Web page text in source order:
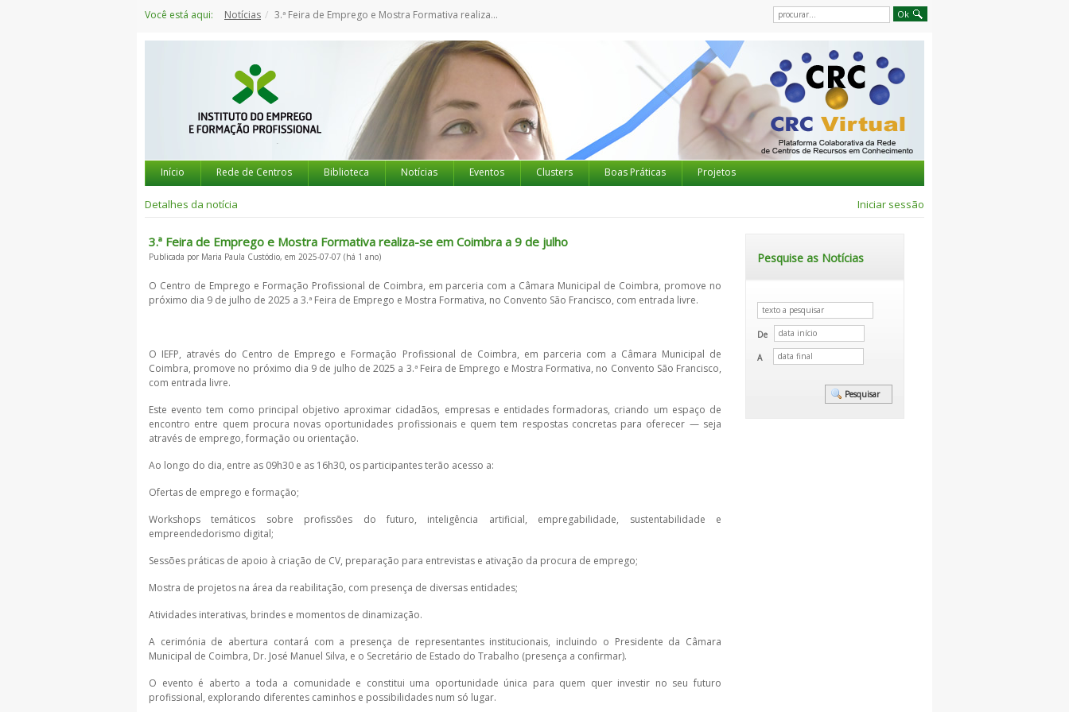
para
Você está aqui: Notícias 3.ª Feira de Emprego e Mostra Formativa realiza-se em Coimbra a 9 de julho
Início Rede de Centros Biblioteca Notícias Eventos Clusters Boas Práticas Projetos
Detalhes da notícia Iniciar sessão
3.ª Feira de Emprego e Mostra Formativa realiza-se em Coimbra a 9 de julho
Publicada por Maria Paula Custódio, em 2025-07-07 (há 1 ano)
O Centro de Emprego e Formação Profissional de Coimbra, em parceria com a Câmara Municipal de Coimbra, promove no
próximo dia 9 de julho de 2025 a 3.ª Feira de Emprego e Mostra Formativa, no Convento São Francisco, com entrada livre.
O IEFP, através do Centro de Emprego e Formação Profissional de Coimbra, em parceria com a Câmara Municipal de
Coimbra, promove no próximo dia 9 de julho de 2025 a 3.ª Feira de Emprego e Mostra Formativa, no Convento São Francisco,
com entrada livre.
Este evento tem como principal objetivo aproximar cidadãos, empresas e entidades formadoras, criando um espaço de
encontro entre quem procura novas oportunidades profissionais e quem tem respostas concretas para oferecer — seja
através de emprego, formação ou orientação.
Ao longo do dia, entre as 09h30 e as 16h30, os participantes terão acesso a:
Ofertas de emprego e formação;
Workshops temáticos sobre profissões do futuro, inteligência artificial, empregabilidade, sustentabilidade e
empreendedorismo digital;
Sessões práticas de apoio à criação de CV, preparação para entrevistas e ativação da procura de emprego;
Mostra de projetos na área da reabilitação, com presença de diversas entidades;
Atividades interativas, brindes e momentos de dinamização.
A cerimónia de abertura contará com a presença de representantes institucionais, incluindo o Presidente da Câmara
Municipal de Coimbra, Dr. José Manuel Silva, e o Secretário de Estado do Trabalho (presença a confirmar).
O evento é aberto a toda a comunidade e constitui uma oportunidade única para quem quer investir no seu futuro
profissional, explorando diferentes caminhos e possibilidades num só lugar.
Pesquise as Notícias
De
A